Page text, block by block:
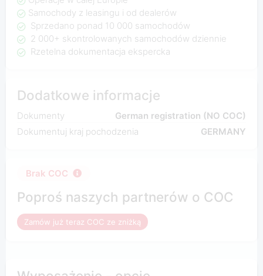
Samochody z leasingu i od dealerów
Sprzedano ponad 10 000 samochodów
2 000+ skontrolowanych samochodów dziennie
Rzetelna dokumentacja ekspercka
Dodatkowe informacje
Dokumenty
German registration (NO COC)
Dokumentuj kraj pochodzenia
GERMANY
Brak COC
Poproś naszych partnerów o COC
Zamów już teraz COC ze zniżką